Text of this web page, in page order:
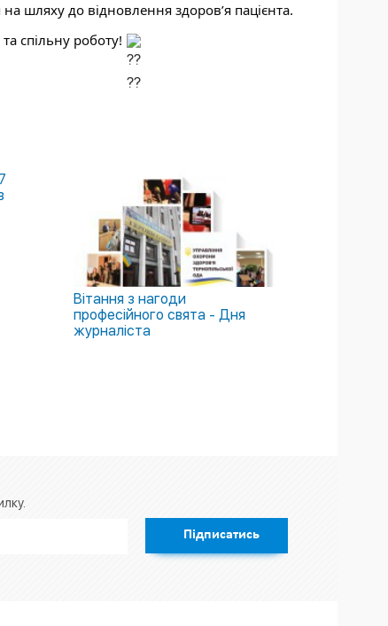
шляху до відновлення здоров’я пацієнта.
спільну роботу!
Вітання з нагоди
професійного свята - Дня
журналіста
Підписатись